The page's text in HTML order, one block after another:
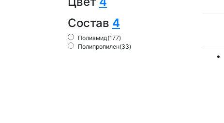
Состав 4
Полиамид(177)
Полипропилен(33)